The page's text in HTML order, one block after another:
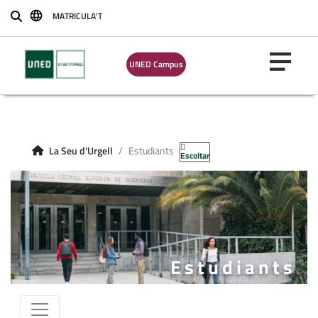
BuscarMATRICULA'T
UNED Campus
La Seu d'Urgell Estudiants Escoltar
Estudiants